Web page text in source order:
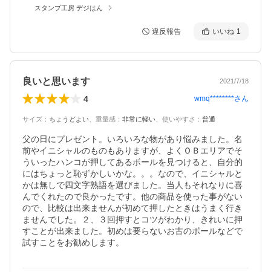
スタンプ工房 デジはん
違反報告 いいね 1
良いと思います 2021/7/18
4 wmq********さん
サイズ ： ちょうどよい 重量感 ： 非常に軽い 使いやすさ ： 普通
父の日にプレゼント。いろいろな物があり悩みました。名
前やイニシャルのものもありますが、よくＯＢエリアでそ
ういったハンコが押してあるボールを見つけると、自分的
にはちょっと恥ずかしいかな。。。なので、イニシャルと
かは無しで四文字熟語を選びました。当人もそれなりに喜
んでくれたので良かったです。他の商品を使った事がない
ので、比較は出来ませんが初めて押したときはうまく行き
ませんでした。２、３回押すとコツがわかり、きれいに押
すことが出来ました。初めは要らないお古のボールなどで
試すことをお勧めします。